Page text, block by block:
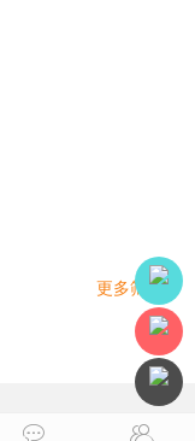
更多筛选